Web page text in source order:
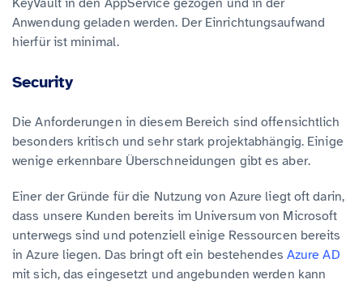
Anwendung geladen werden. Der Einrichtungsaufwand
hierfür ist minimal.
Security
Die Anforderungen in diesem Bereich sind offensichtlich
besonders kritisch und sehr stark projektabhängig. Einige
wenige erkennbare Überschneidungen gibt es aber.
Einer der Gründe für die Nutzung von Azure liegt oft darin,
dass unsere Kunden bereits im Universum von Microsoft
unterwegs sind und potenziell einige Ressourcen bereits
in Azure liegen. Das bringt oft ein bestehendes Azure AD
mit sich, das eingesetzt und angebunden werden kann